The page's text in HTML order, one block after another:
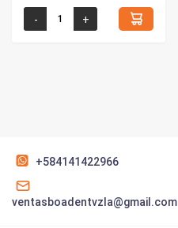
+584141422966
ventasboadentvzla@gmail.com